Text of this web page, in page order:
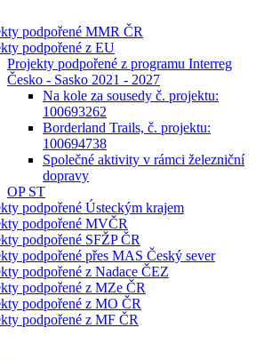
podpořené MMR ČR
podpořené z EU
Projekty podpořené z programu Interreg
Česko - Sasko 2021 - 2027
Na kole za sousedy č. projektu:
100693262
Borderland Trails, č. projektu:
100694738
Společné aktivity v rámci železniční
dopravy
OP ST
podpořené Ústeckým krajem
podpořené MVČR
podpořené SFŽP ČR
podpořené přes MAS Český sever
podpořené z Nadace ČEZ
podpořené z MZe ČR
podpořené z MO ČR
podpořené z MF ČR